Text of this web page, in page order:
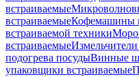
встраиваемые
встраиваемыеКофемашины
встраиваемой техники
встраиваемые
подогрева посудыВинные
упаковщики встраиваемые